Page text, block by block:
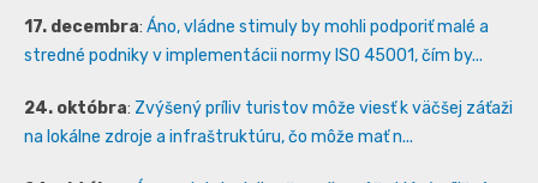
17. decembra: Áno, vládne stimuly by mohli podporiť malé a
stredné podniky v implementácii normy ISO 45001, čím by...
24. októbra: Zvýšený príliv turistov môže viesť k väčšej záťaži
na lokálne zdroje a infraštruktúru, čo môže mať n...